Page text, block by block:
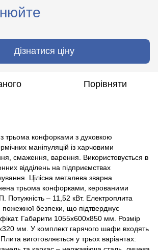
Дізнатися ціну
Порівняти
трьома конфорками з духовкою
маніпуляцій із харчовими
смаження, варення. Використовується в
відділень на підприємствах
Цілісна металева зварна
трьома конфорками, керованими
Потужність – 11,52 кВт. Електроплита
пожежної безпеки, що підтверджує
Габарити 1055х600х850 мм. Розмір
мм. У комплект гарячого шафи входять
виготовляється у трьох варіантах: